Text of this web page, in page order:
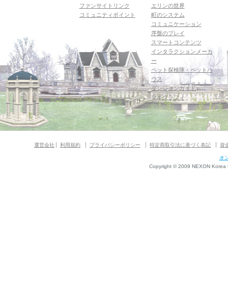
ファンサイトリンク
コミュニティポイント
エリンの世界
町のシステム
コミュニケーション
序盤のプレイ
スマートコンテンツ
インタラクションメーカ
ー
ペット探検隊・ペットハ
ウス
ダンジョンガイド
マギグラフィ
運営会社 利用規約 プライバシーポリシー 特定商取引法に基づく表記 資
オ
Copyright © 2009 NEXON Korea